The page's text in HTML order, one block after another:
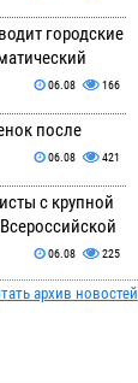
городские
06.08 166
после
06.08 421
с крупной
06.08 225
архив новостей